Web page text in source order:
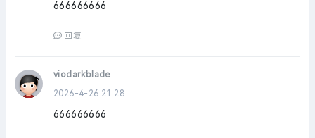
666666666
回复
viodarkblade
2026-4-26 21:28
666666666